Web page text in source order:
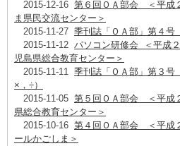
2015-12-16 第６回ＯＡ部会 ＜平成
ま県民交流センター＞
2015-11-27 季刊誌「ＯＡ部」第４号
2015-11-12 パソコン研修会 ＜平成
児島県総合教育センター＞
2015-11-11 季刊誌「ＯＡ部」第３
×，÷）
2015-11-05 第５回ＯＡ部会 ＜平成
県総合教育センター＞
2015-10-16 第４回ＯＡ部会 ＜平成
ールかごしま＞